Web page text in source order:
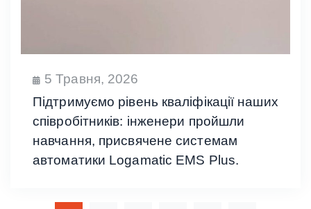
5 Травня, 2026
Підтримуємо рівень кваліфікації наших
співробітників: інженери пройшли
навчання, присвячене системам
автоматики Logamatic EMS Plus.